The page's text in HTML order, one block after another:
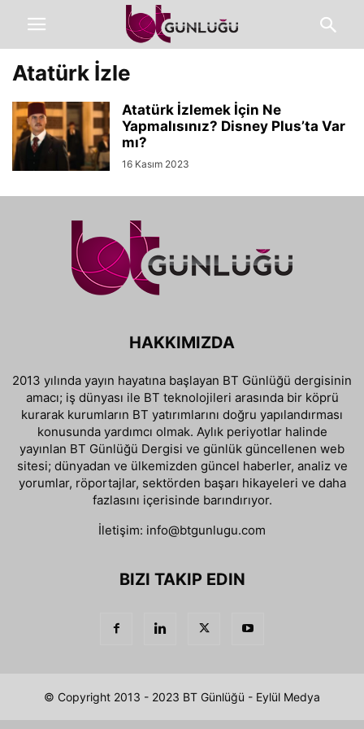
Atatürk İzle
Atatürk İzlemek İçin Ne
Yapmalısınız? Disney Plus’ta Var
mı?
16 Kasım 2023
HAKKIMIZDA
2013 yılında yayın hayatına başlayan BT Günlüğü dergisinin
amacı; iş dünyası ile BT teknolojileri arasında bir köprü
kurarak kurumların BT yatırımlarını doğru yapılandırması
konusunda yardımcı olmak. Aylık periyotlar halinde
yayınlan BT Günlüğü Dergisi ve günlük güncellenen web
sitesi; dünyadan ve ülkemizden güncel haberler, analiz ve
yorumlar, röportajlar, sektörden başarı hikayeleri ve daha
fazlasını içerisinde barındırıyor.
İletişim: info@btgunlugu.com
BIZI TAKIP EDIN
© Copyright 2013 - 2023 BT Günlüğü - Eylül Medya